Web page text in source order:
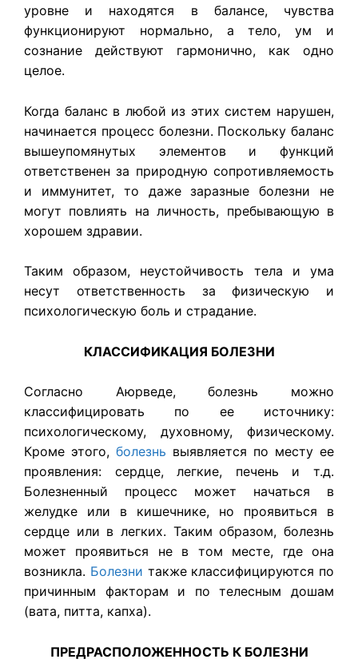
уровне и находятся в балансе, чувства
функционируют нормально, а тело, ум и
сознание действуют гармонично, как одно
целое.
Когда баланс в любой из этих систем нарушен,
начинается процесс болезни. Поскольку баланс
вышеупомянутых элементов и функций
ответственен за природную сопротивляемость
и иммунитет, то даже заразные болезни не
могут повлиять на личность, пребывающую в
хорошем здравии.
Таким образом, неустойчивость тела и ума
несут ответственность за физическую и
психологическую боль и страдание.
КЛАССИФИКАЦИЯ БОЛЕЗНИ
Согласно Аюрведе, болезнь можно
классифицировать по ее источнику:
психологическому, духовному, физическому.
Кроме этого, болезнь выявляется по месту ее
проявления: сердце, легкие, печень и т.д.
Болезненный процесс может начаться в
желудке или в кишечнике, но проявиться в
сердце или в легких. Таким образом, болезнь
может проявиться не в том месте, где она
возникла. Болезни также классифицируются по
причинным факторам и по телесным дошам
(вата, питта, капха).
ПРЕДРАСПОЛОЖЕННОСТЬ К БОЛЕЗНИ